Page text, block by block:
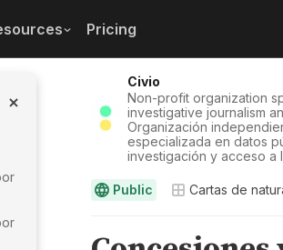
Pricing
Civio
Non-profit organization
investigative journalism
Organización
especializada en datos
investigación y acceso a
Public Cartas de